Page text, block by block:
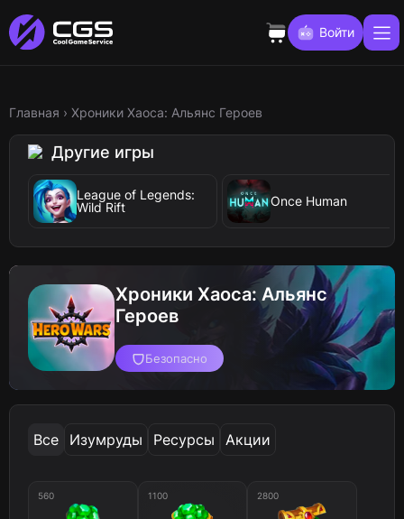
Войти
Главная › Хроники Хаоса: Альянс Героев
Другие игры
League of Legends:
Wild Rift
Once Human
Хроники Хаоса: Альянс
Героев
Безопасно
Все Изумруды Ресурсы Акции
560 1100 2800